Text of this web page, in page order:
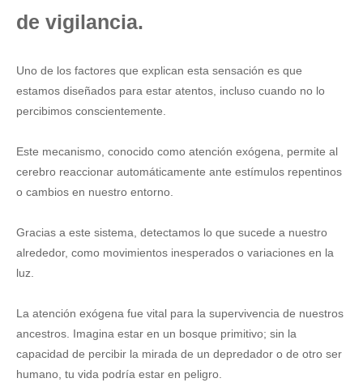
de vigilancia.
Uno de los factores que explican esta sensación es que
estamos diseñados para estar atentos, incluso cuando no lo
percibimos conscientemente.
Este mecanismo, conocido como atención exógena, permite al
cerebro reaccionar automáticamente ante estímulos repentinos
o cambios en nuestro entorno.
Gracias a este sistema, detectamos lo que sucede a nuestro
alrededor, como movimientos inesperados o variaciones en la
luz.
La atención exógena fue vital para la supervivencia de nuestros
ancestros. Imagina estar en un bosque primitivo; sin la
capacidad de percibir la mirada de un depredador o de otro ser
humano, tu vida podría estar en peligro.